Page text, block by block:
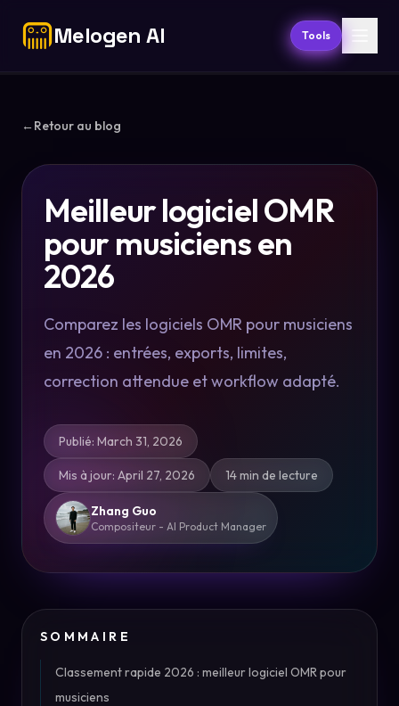
Melogen AI Tools
←Retour au blog
Meilleur logiciel OMR
pour musiciens en
2026
Comparez les logiciels OMR pour musiciens
en 2026 : entrées, exports, limites,
correction attendue et workflow adapté.
Publié: March 31, 2026
Mis à jour: April 27, 2026 14 min de lecture
Zhang Guo
Compositeur - AI Product Manager
SOMMAIRE
Classement rapide 2026 : meilleur logiciel OMR pour
musiciens